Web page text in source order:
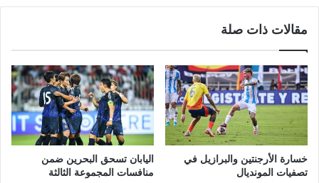
مقالات ذات صلة
خسارة الأرجنتين والبرازيل في
تصفيات المونديال
اليابان تسحق البحرين ضمن
منافسات المجموعة الثالثة